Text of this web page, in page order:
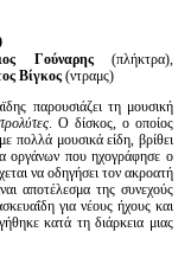
Γούναρης(πλήκτρα),
Βίγκος (ντραμς)
παρουσιάζει τη μουσική
. Ο δίσκος, ο οποίος
πολλά μουσικά είδη, βρίθει
οργάνων που ηχογράφησε ο
να οδηγήσει τον ακροατή
αποτέλεσμα της συνεχούς
για νέους ήχους και
κατά τη διάρκεια μιας